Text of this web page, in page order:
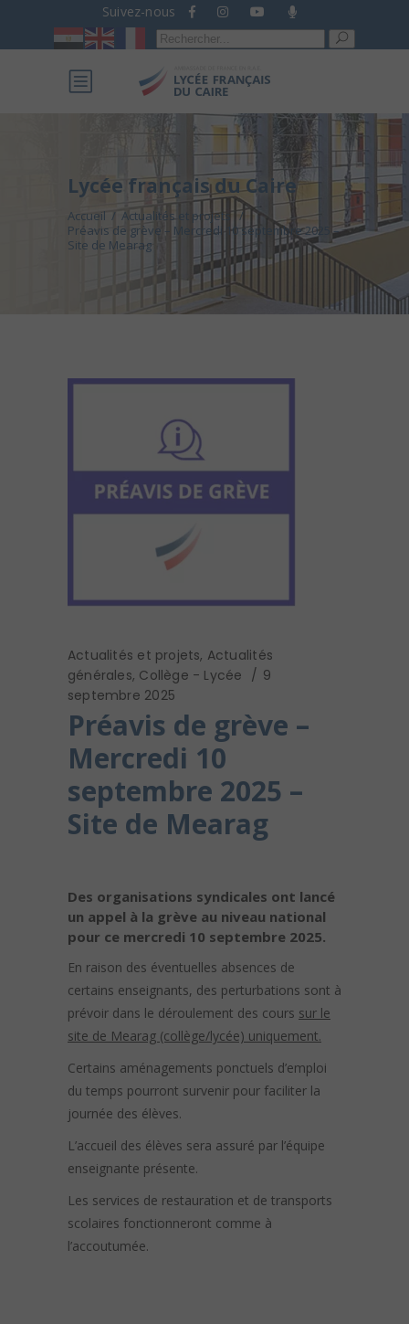
Suivez-nous
Recherche
pour :
Lycée français du Caire
Accueil / Actualités et projets
/
Préavis de grève – Mercredi 10 septembre 2025 –
Site de Mearag
Actualités et projets, Actualités
générales, Collège - Lycée
9
septembre 2025
Préavis de grève –
Mercredi 10
septembre 2025 –
Site de Mearag
Des organisations syndicales ont lancé
un appel à la grève au niveau national
pour ce mercredi 10 septembre 2025.
En raison des éventuelles absences de
certains enseignants, des perturbations sont à
prévoir dans le déroulement des cours sur le
site de Mearag (collège/lycée) uniquement.
Certains aménagements ponctuels d’emploi
du temps pourront survenir pour faciliter la
journée des élèves.
L’accueil des élèves sera assuré par l’équipe
enseignante présente.
Les services de restauration et de transports
scolaires fonctionneront comme à
l’accoutumée.